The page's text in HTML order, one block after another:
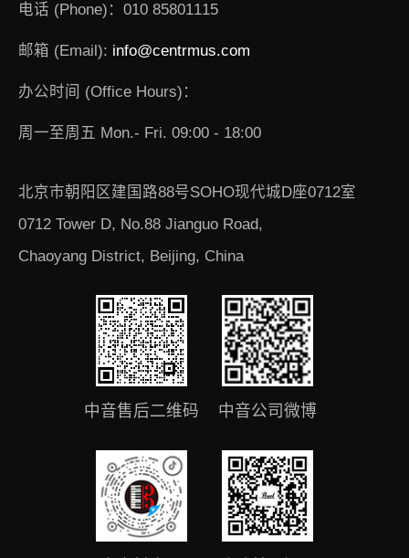
电话 (Phone)：010 85801115
邮箱 (Email): info@centrmus.com
办公时间 (Office Hours)：
周一至周五 Mon.- Fri. 09:00 - 18:00
北京市朝阳区建国路88号SOHO现代城D座0712室
0712 Tower D, No.88 Jianguo Road,
Chaoyang District, Beijing, China
中音售后二维码 中音公司微博